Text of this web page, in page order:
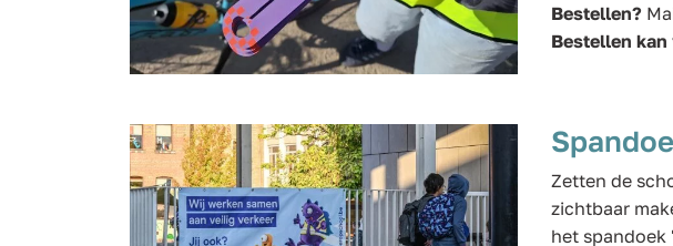
Bestellen?
Bestellen kan
Zetten de
zichtbaar
het spandoek